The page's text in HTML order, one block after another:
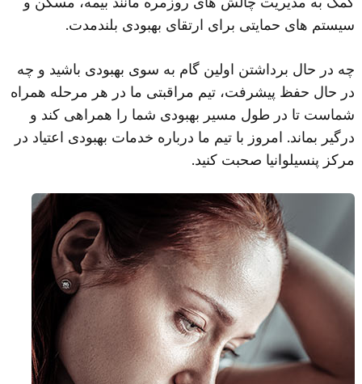
کمک به مدیریت چالش های روزمره مانند بیمه، مسکن و
سیستم های حمایتی برای ارتقای بهبودی بلندمدت.
چه در حال برداشتن اولین گام به سوی بهبودی باشید و چه
در حال حفظ پیشرفت، تیم مراقبتی ما در هر مرحله همراه
شماست تا در طول مسیر بهبودی شما را همراهی کند و
درگیر بماند. امروز با تیم ما درباره خدمات بهبودی اعتیاد در
مرکز پنسیلوانیا صحبت کنید.